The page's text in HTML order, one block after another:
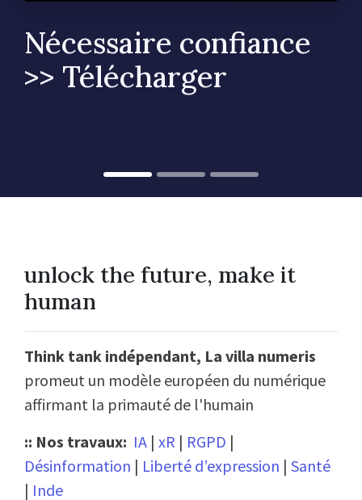
Nécessaire confiance
>> Télécharger
unlock the future, make it
human
Think tank indépendant, La villa numeris
promeut un modèle européen du numérique
affirmant la primauté de l'humain
:: Nos travaux: IA | xR | RGPD |
Désinformation | Liberté d’expression | Santé
| Inde